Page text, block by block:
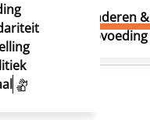
&
Kinderen &
Opvoeding